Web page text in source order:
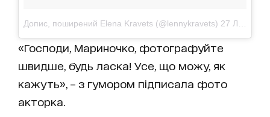
Допис, поширений Elena Kravets (@lennykravets) 27 Лют 2018 р. о 11:28 PST
«Господи, Мариночко, фотографуйте
швидше, будь ласка! Усе, що можу, як
кажуть», – з гумором підписала фото
акторка.